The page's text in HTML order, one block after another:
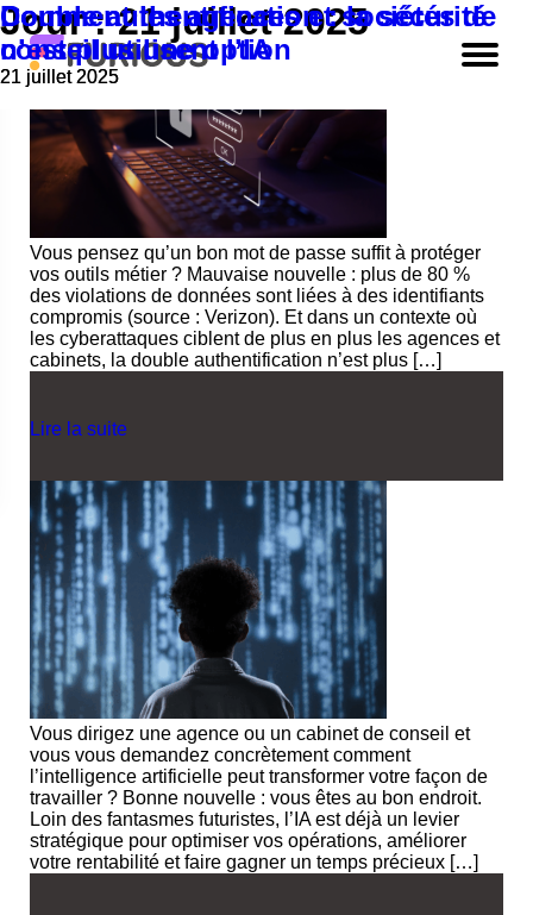
Jour :21 juillet 2025
Double authentification : la sécurité
n’est plus une option
21 juillet 2025
Vous pensez qu’un bon mot de passe suffit à protéger
vos outils métier ? Mauvaise nouvelle : plus de 80 %
des violations de données sont liées à des identifiants
compromis (source : Verizon). Et dans un contexte où
les cyberattaques ciblent de plus en plus les agences et
cabinets, la double authentification n’est plus […]
Lire la suite
Comment les agences et sociétés de
conseil utilisent l’IA
21 juillet 2025
Vous dirigez une agence ou un cabinet de conseil et
vous vous demandez concrètement comment
l’intelligence artificielle peut transformer votre façon de
travailler ? Bonne nouvelle : vous êtes au bon endroit.
Loin des fantasmes futuristes, l’IA est déjà un levier
stratégique pour optimiser vos opérations, améliorer
votre rentabilité et faire gagner un temps précieux […]